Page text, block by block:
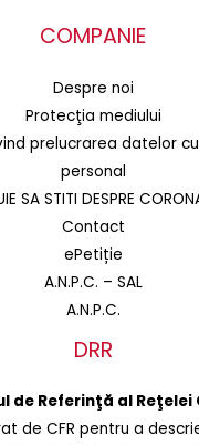
COMPANIE
Despre noi
Protecţia mediului
prelucrarea datelor
personal
SA STITI DESPRE
Contact
ePetiție
A.N.P.C. – SAL
A.N.P.C.
DRR
de Referinţă al Reţelei
de CFR pentru a